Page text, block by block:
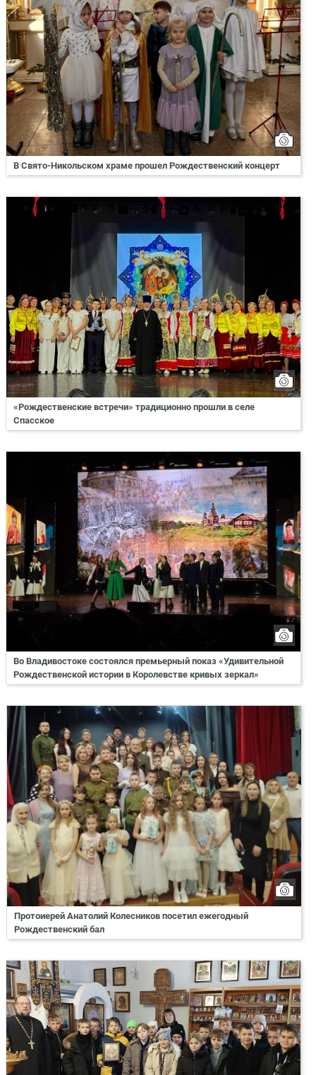
В Свято-Никольском храме прошел Рождественский концерт
«Рождественские встречи» традиционно прошли в селе
Спасское
Во Владивостоке состоялся премьерный показ «Удивительной
Рождественской истории в Королевстве кривых зеркал»
Протоиерей Анатолий Колесников посетил ежегодный
Рождественский бал